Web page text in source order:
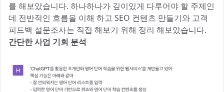
를 해보았습니다. 하나하나가 깊이있게 다루어야 할 주제인
데 전반적인 흐름을 이해 하고 SEO 컨텐츠 만들기와 고객
피드백 설문조사는 직접 해보기 위해 정리 해보았습니다.
간단한 사업 기회 분석